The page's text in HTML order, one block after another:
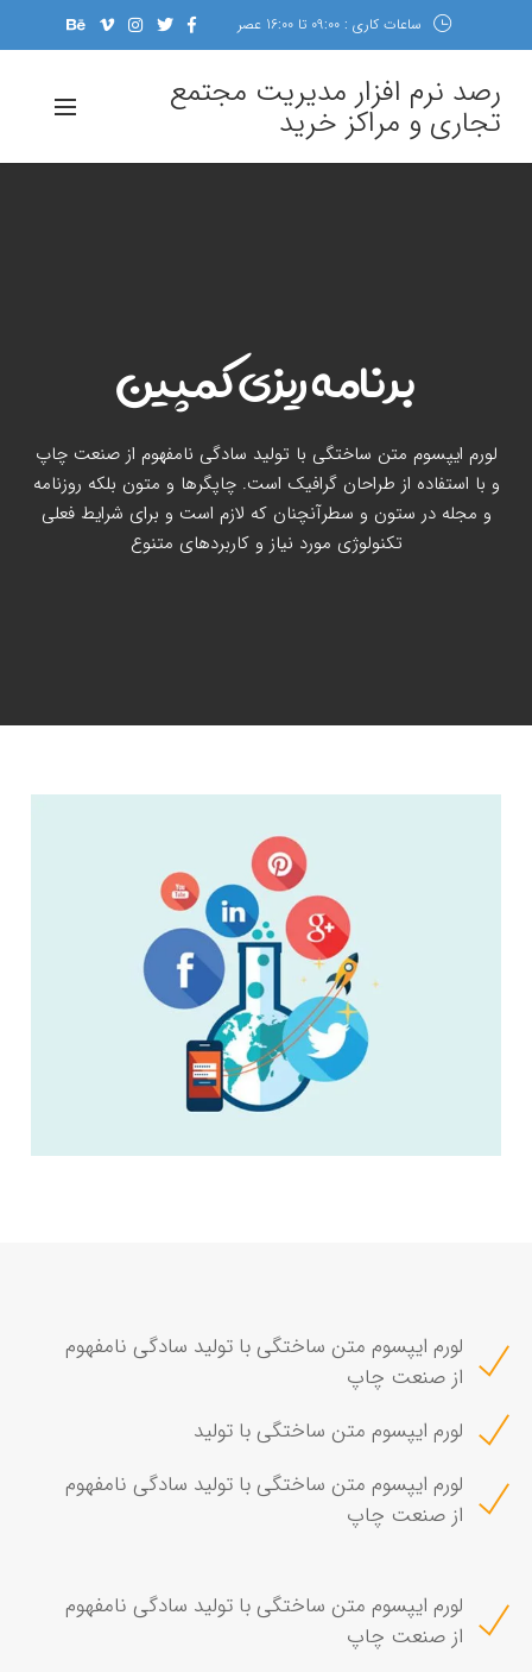
ساعات کاری : 09:00 تا 16:00 عصر
رصد نرم افزار مدیریت مجتمع
تجاری و مراکز خرید
برنامه ریزی کمپین
لورم ایپسوم متن ساختگی با تولید سادگی نامفهوم از صنعت چاپ
و با استفاده از طراحان گرافیک است. چاپگرها و متون بلکه روزنامه
و مجله در ستون و سطرآنچنان که لازم است و برای شرایط فعلی
تکنولوژی مورد نیاز و کاربردهای متنوع
لورم ایپسوم متن ساختگی با تولید سادگی نامفهوم
از صنعت چاپ
لورم ایپسوم متن ساختگی با تولید
لورم ایپسوم متن ساختگی با تولید سادگی نامفهوم
از صنعت چاپ
لورم ایپسوم متن ساختگی با تولید سادگی نامفهوم
از صنعت چاپ